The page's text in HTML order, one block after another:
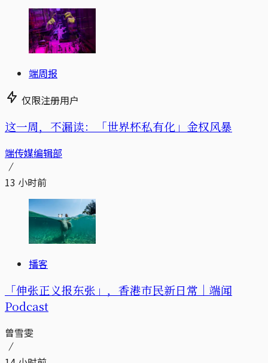
端周报
仅限注册用户
这一周，不漏读：「世界杯私有化」金权风暴
端传媒编辑部
13 小时前
播客
「伸张正义报东张」，香港市民新日常｜端闻
Podcast
曾雪雯